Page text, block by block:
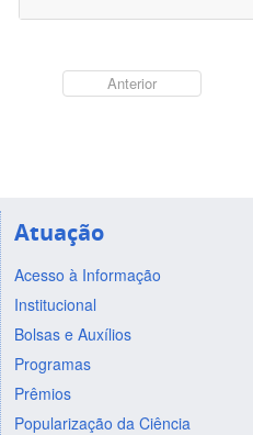
Anterior
Atuação
Acesso à Informação
Institucional
Bolsas e Auxílios
Programas
Prêmios
Popularização da Ciência